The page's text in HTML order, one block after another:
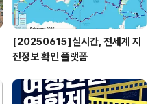
[20250615]실시간, 전세계 지
진정보 확인 플랫폼